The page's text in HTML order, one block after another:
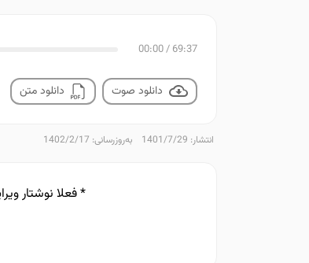
69:37
/
00:00
دانلود صوت دانلود متن
انتشار: 1401/7/29 به‌روزرسانی: 1402/2/17
* فعلا نوشتار